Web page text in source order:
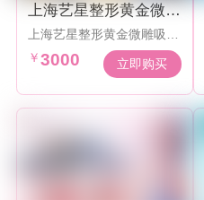
上海艺星整形黄金微雕
吸脂3000元起
上海艺星整形黄金微雕吸脂
￥3000 立即购买